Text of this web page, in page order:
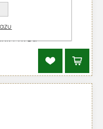
Herrera
MwSt.